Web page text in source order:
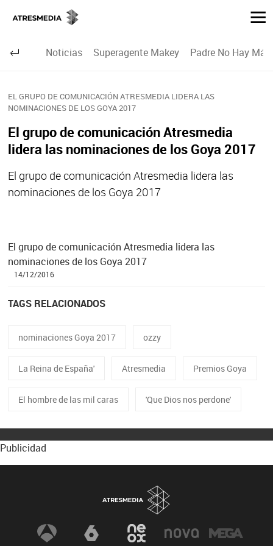
Noticias Superagente Makey Padre No Hay
EL GRUPO DE COMUNICACIÓN ATRESMEDIA LIDERA LAS
NOMINACIONES DE LOS GOYA 2017
El grupo de comunicación Atresmedia
lidera las nominaciones de los Goya 2017
El grupo de comunicación Atresmedia lidera las
nominaciones de los Goya 2017
El grupo de comunicación Atresmedia lidera las
nominaciones de los Goya 2017
14/12/2016
TAGS RELACIONADOS
nominaciones Goya 2017 ozzy
La Reina de España' Atresmedia Premios Goya
El hombre de las mil caras 'Que Dios nos perdone'
Publicidad